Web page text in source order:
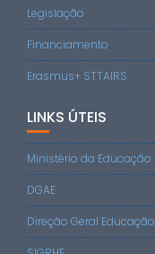
Legislação
Financiamento
Erasmus+ STTAIRS
LINKS ÚTEIS
Ministério da Educação
DGAE
Direção Geral Educação